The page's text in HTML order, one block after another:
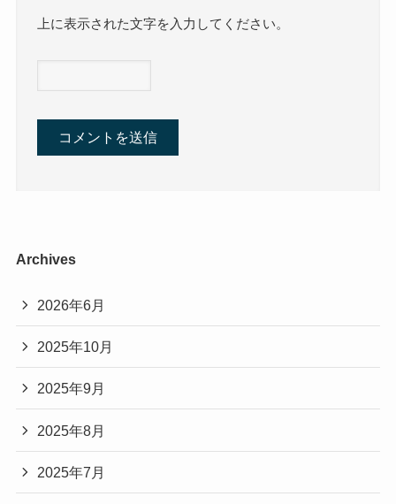
上に表示された文字を入力してください。
Archives
2026年6月
2025年10月
2025年9月
2025年8月
2025年7月